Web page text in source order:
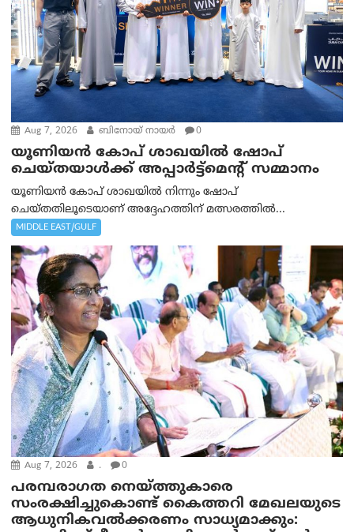
Aug 7, 2026 ബിനോയ് നായര്‍ 0
യൂണിയൻ കോപ് ശാഖയിൽ ഷോപ്
ചെയ്തയാൾക്ക് അപ്പാർട്ട്മെന്റ് സമ്മാനം
യൂണിയൻ കോപ് ശാഖയിൽ നിന്നും ഷോപ്
ചെയ്തതിലൂടെയാണ് അദ്ദേഹത്തിന് മത്സരത്തിൽ...
MIDDLE EAST/GULF
Aug 7, 2026 . 0
പരമ്പരാഗത നെയ്ത്തുകാരെ
സംരക്ഷിച്ചുകൊണ്ട് കൈത്തറി മേഖലയുടെ
ആധുനികവൽക്കരണം സാധ്യമാക്കും: